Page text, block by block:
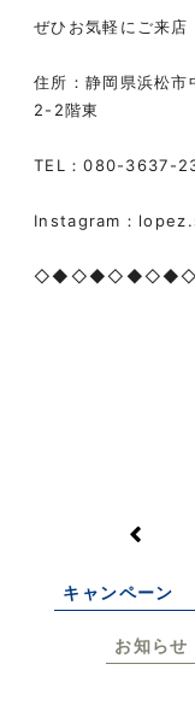
ぜひお気軽にご来店
住所：静岡県浜松
2-2階東
TEL：080-3637-
Instagram：
キャンペーン
お知らせ